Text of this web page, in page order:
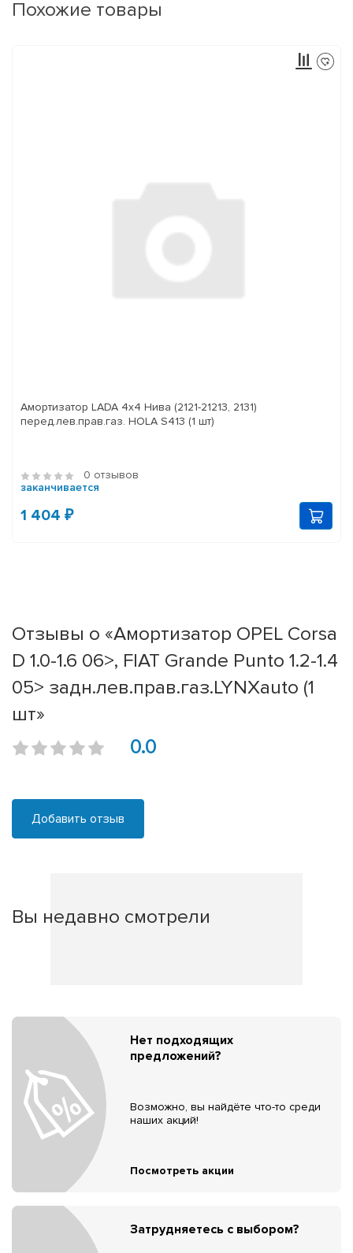
Похожие товары
Амортизатор LADA 4x4 Нива (2121-21213, 2131)
перед.лев.прав.газ. HOLA S413 (1 шт)
0 отзывов
заканчивается
1 404 ₽
Отзывы о «Амортизатор OPEL Corsa
D 1.0-1.6 06>, FIAT Grande Punto 1.2-1.4
05> задн.лев.прав.газ.LYNXauto (1
шт»
0.0
Добавить отзыв
Вы недавно смотрели
Нет подходящих
предложений?
Возможно, вы найдёте что-то среди
наших акций!
Посмотреть акции
Затрудняетесь с выбором?